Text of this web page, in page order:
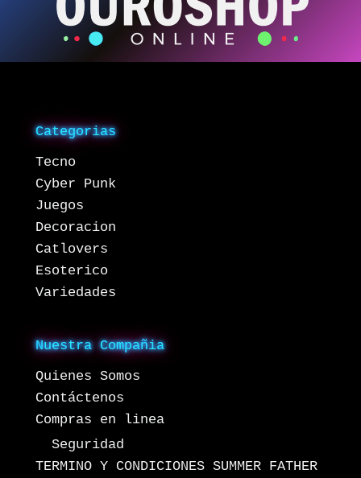
Categorias
Tecno
Cyber Punk
Juegos
Decoracion
Catlovers
Esoterico
Variedades
Nuestra Compañia
Quienes Somos
Contáctenos
Compras en linea
Seguridad
TERMINO Y CONDICIONES SUMMER FATHER